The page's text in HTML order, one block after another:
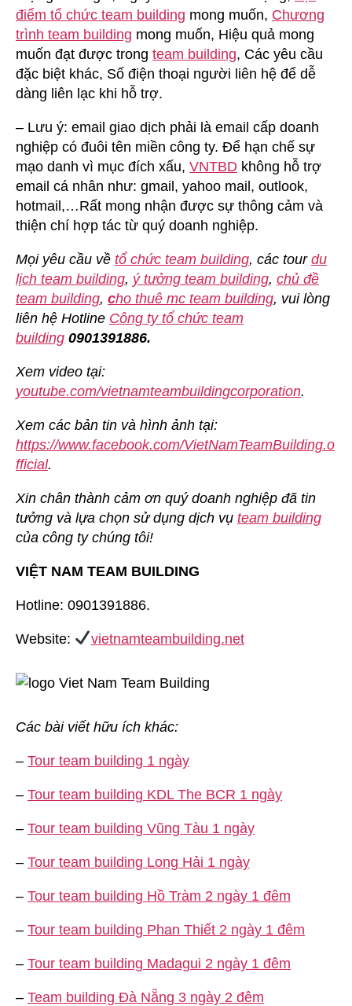
điểm tổ chức team building mong muốn, Chương
trình team building mong muốn, Hiệu quả mong
muốn đạt được trong team building, Các yêu cầu
đặc biệt khác, Số điện thoại người liên hệ để dễ
dàng liên lạc khi hỗ trợ.
– Lưu ý: email giao dịch phải là email cấp doanh
nghiệp có đuôi tên miền công ty. Để hạn chế sự
mạo danh vì mục đích xấu, VNTBD không hỗ trợ
email cá nhân như: gmail, yahoo mail, outlook,
hotmail,…Rất mong nhận được sự thông cảm và
thiện chí hợp tác từ quý doanh nghiệp.
Mọi yêu cầu về tổ chức team building, các tour du
lịch team building, ý tưởng team building, chủ đề
team building, cho thuê mc team building, vui lòng
liên hệ Hotline Công ty tổ chức team
building 0901391886.
Xem video tại:
youtube.com/vietnamteambuildingcorporation.
Xem các bản tin và hình ảnh tại:
https://www.facebook.com/VietNamTeamBuilding.o
fficial.
Xin chân thành cảm ơn quý doanh nghiệp đã tin
tưởng và lựa chọn sử dụng dịch vụ team building
của công ty chúng tôi!
VIỆT NAM TEAM BUILDING
Hotline: 0901391886.
Website: vietnamteambuilding.net
Các bài viết hữu ích khác:
– Tour team building 1 ngày
– Tour team building KDL The BCR 1 ngày
– Tour team building Vũng Tàu 1 ngày
– Tour team building Long Hải 1 ngày
– Tour team building Hồ Tràm 2 ngày 1 đêm
– Tour team building Phan Thiết 2 ngày 1 đêm
– Tour team building Madagui 2 ngày 1 đêm
– Team building Đà Nẵng 3 ngày 2 đêm